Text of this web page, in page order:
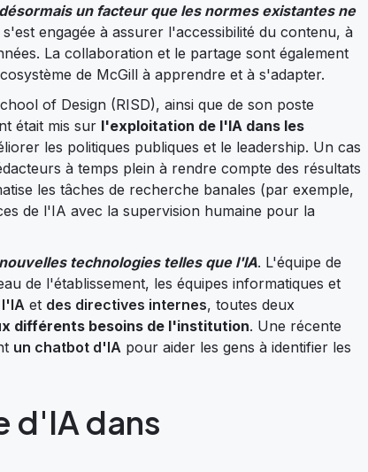
un facteur que les normes existantes ne
engagée à assurer l'accessibilité du contenu, à
La collaboration et le partage sont également
de McGill à apprendre et à s'adapter.
of Design (RISD), ainsi que de son poste
était mis sur l'exploitation de l'IA dans les
les politiques publiques et le leadership. Un cas
à temps plein à rendre compte des résultats
les tâches de recherche banales (par exemple,
de l'IA avec la supervision humaine pour la
technologies telles que l'IA. L'équipe de
de l'établissement, les équipes informatiques et
et des directives internes, toutes deux
différents besoins de l'institution. Une récente
un chatbot d'IA pour aider les gens à identifier les
d'IA dans